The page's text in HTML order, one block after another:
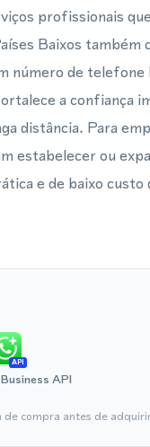
profissionais
Baixos também
número de telefone
a confiança
distância. Para
estabelecer ou
e de baixo custo
API
API
compra antes de